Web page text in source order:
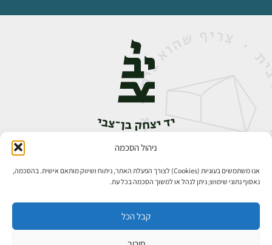
ניהול הסכמה
אנו משתמשים בעוגיות (Cookies) לצורך הפעלת האתר, ניתוח ושיווק מותאם אישית. בהסכמה,
נאסוף נתוני שימוש; ניתן לנהל או למשוך הסכמה בכל עת.
קבל הכל
אבן גבירול 14, רחביה, ירושלים